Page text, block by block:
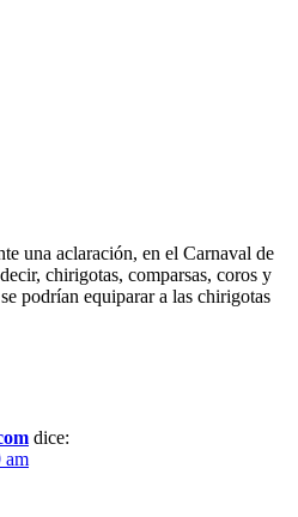
una aclaración, en el Carnaval de
chirigotas, comparsas, coros y
podrían equiparar a las chirigotas
dice:
am